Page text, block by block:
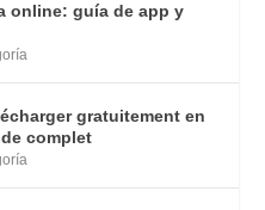
online: guía de app y
gratuitement en
complet